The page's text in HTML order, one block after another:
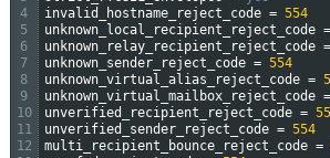
4
5
6
7
8
9
10
11
12
invalid_hostname_reject_code = 554
unknown_local_recipient_reject_code =
unknown_relay_recipient_reject_code =
unknown_sender_reject_code = 554
unknown_virtual_alias_reject_code =
unknown_virtual_mailbox_reject_code =
unverified_recipient_reject_code =
unverified_sender_reject_code = 554
multi_recipient_bounce_reject_code =